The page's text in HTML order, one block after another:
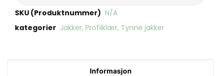
SKU (Produktnummer) N/A
kategorier Jakker, Profilklær, Tynne jakker
Informasjon